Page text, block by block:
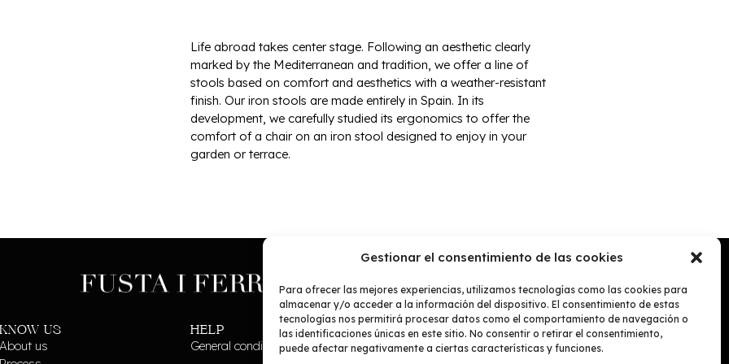
Gestionar el consentimiento de las cookies
Para ofrecer las mejores experiencias, utilizamos tecnologías como las cookies para
almacenar y/o acceder a la información del dispositivo. El consentimiento de estas
tecnologías nos permitirá procesar datos como el comportamiento de navegación o
las identificaciones únicas en este sitio. No consentir o retirar el consentimiento,
puede afectar negativamente a ciertas características y funciones.
Life abroad takes center stage. Following an aesthetic clearly
marked by the Mediterranean and tradition, we offer a line of
stools based on comfort and aesthetics with a weather-resistant
finish. Our iron stools are made entirely in Spain. In its
development, we carefully studied its ergonomics to offer the
comfort of a chair on an iron stool designed to enjoy in your
garden or terrace.
KNOW US
About us
HELP
General conditions
CONTACT
649 76 03 21